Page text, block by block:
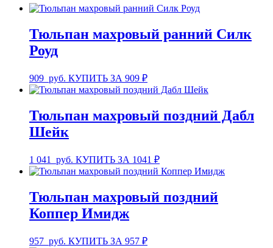
Тюльпан махровый ранний Силк
Роуд
909 руб. КУПИТЬ ЗА 909 ₽
Тюльпан махровый поздний Дабл
Шейк
1 041 руб. КУПИТЬ ЗА 1041 ₽
Тюльпан махровый поздний
Коппер Имидж
957 руб. КУПИТЬ ЗА 957 ₽